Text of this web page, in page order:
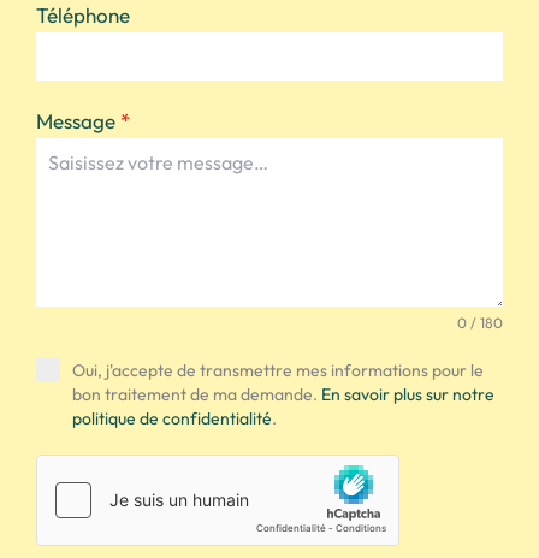
Téléphone
Message *
0 / 180
Oui, j'accepte de transmettre mes informations pour le
bon traitement de ma demande. En savoir plus sur notre
politique de confidentialité.